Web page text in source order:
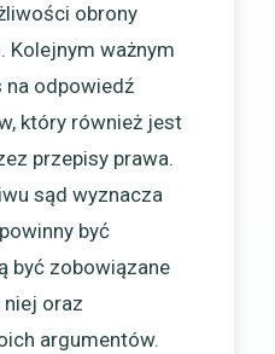
obrony
Kolejnym ważnym
odpowiedź
który również jest
przepisy prawa.
sąd wyznacza
być
być zobowiązane
oraz
argumentów.